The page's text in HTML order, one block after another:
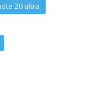
20 ultra